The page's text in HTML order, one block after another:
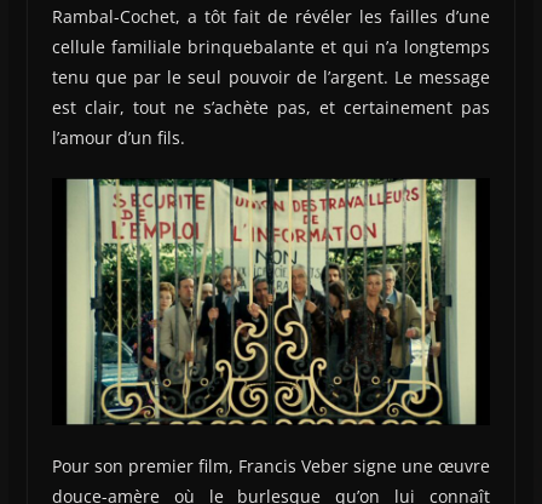
Rambal-Cochet, a tôt fait de révéler les failles d’une
cellule familiale brinquebalante et qui n’a longtemps
tenu que par le seul pouvoir de l’argent. Le message
est clair, tout ne s’achète pas, et certainement pas
l’amour d’un fils.
Pour son premier film, Francis Veber signe une œuvre
douce-amère où le burlesque qu’on lui connaît